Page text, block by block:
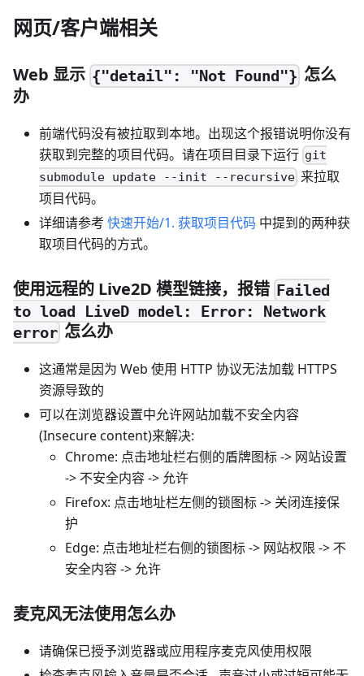
网页/客户端相关
Web 显示 {"detail": "Not Found"} 怎么
办
前端代码没有被拉取到本地。出现这个报错说明你没有
获取到完整的项目代码。请在项目目录下运行 git
submodule update --init --recursive 来拉取
项目代码。
详细请参考 快速开始/1. 获取项目代码 中提到的两种获
取项目代码的方式。
使用远程的 Live2D 模型链接，报错 Failed
to load LiveD model: Error: Network
error 怎么办
这通常是因为 Web 使用 HTTP 协议无法加载 HTTPS
资源导致的
可以在浏览器设置中允许网站加载不安全内容
(Insecure content)来解决:
Chrome: 点击地址栏右侧的盾牌图标 -> 网站设置
-> 不安全内容 -> 允许
Firefox: 点击地址栏左侧的锁图标 -> 关闭连接保
护
Edge: 点击地址栏右侧的锁图标 -> 网站权限 -> 不
安全内容 -> 允许
麦克风无法使用怎么办
请确保已授予浏览器或应用程序麦克风使用权限